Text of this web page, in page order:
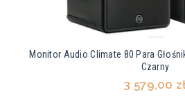
Monitor Audio Climate 80 Para
Czarny
3 579,00